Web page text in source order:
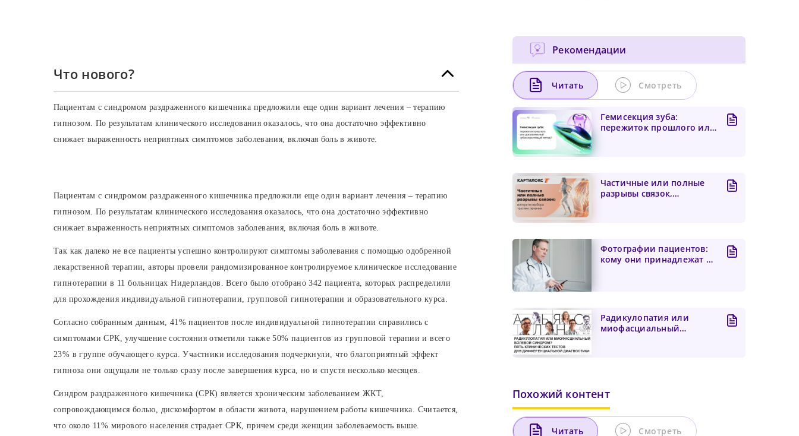
Сменить пароль!
Что нового?
Пациентам с синдромом раздраженного кишечника предложили еще один вариант лечения – терапию
гипнозом. По результатам клинического исследования оказалось, что она достаточно эффективно
снижает выраженность неприятных симптомов заболевания, включая боль в животе.
Пациентам с синдромом раздраженного кишечника предложили еще один вариант лечения – терапию
гипнозом. По результатам клинического исследования оказалось, что она достаточно эффективно
снижает выраженность неприятных симптомов заболевания, включая боль в животе.
Так как далеко не все пациенты успешно контролируют симптомы заболевания с помощью одобренной
лекарственной терапии, авторы провели рандомизированное контролируемое клиническое исследование
гипнотерапии в 11 больницах Нидерландов. Всего было отобрано 342 пациента, которых распределили
для прохождения индивидуальной гипнотерапии, групповой гипнотерапии и образовательного курса.
Согласно собранным данным, 41% пациентов после индивидуальной гипнотерапии справились с
симптомами СРК, улучшение состояния отметили также 50% пациентов из групповой терапии и всего
23% в группе обучающего курса. Участники исследования подчеркнули, что благоприятный эффект
гипноза они ощущали не только сразу после завершения курса, но и спустя несколько месяцев.
Синдром раздраженного кишечника (СРК) является хроническим заболеванием ЖКТ,
сопровождающимся болью, дискомфортом в области живота, нарушением работы кишечника. Считается,
что около 11% мирового населения страдает СРК, причем среди женщин заболеваемость выше.
Рекомендации
Читать Смотреть
Гемисекция зуба:
пережиток прошлого или
Частичные или полные
разрывы связок,
Фотографии пациентов:
кому они принадлежат и
Радикулопатия или
миофасциальный
Похожий контент
Читать Смотреть